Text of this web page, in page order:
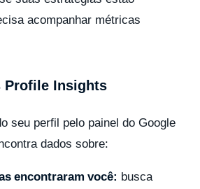
acompanhar métricas
Profile Insights
seu perfil pelo painel do Google
dados sobre:
encontraram você: busca